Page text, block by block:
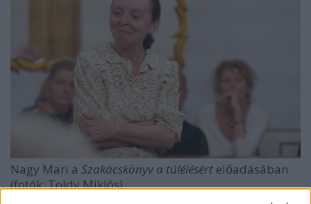
Nagy Mari a Szakácskönyv a túlélésért előadásában
(fotók: Toldy Miklós)